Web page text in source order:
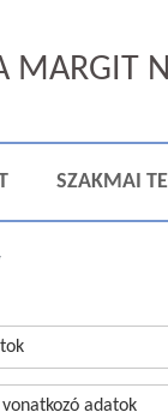
MARGIT
SZAKMAI
adatok